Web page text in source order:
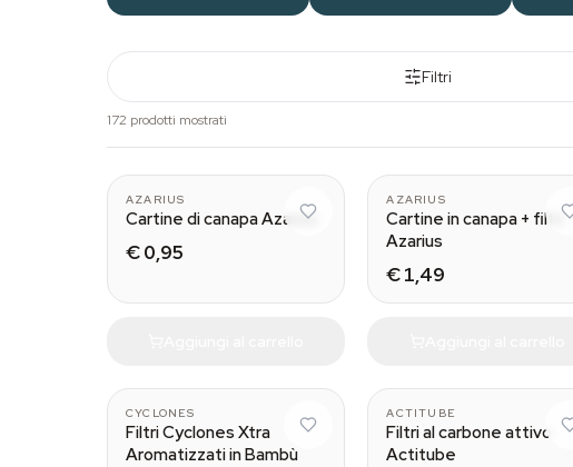
Filtri
172 prodotti mostrati
AZARIUS
Cartine di canapa Azarius
€ 0,95
AZARIUS
Cartine in canapa + filtri
Azarius
€ 1,49
CYCLONES
Filtri Cyclones Xtra
Aromatizzati in Bambù
ACTITUBE
Filtri al carbone attivo
Actitube